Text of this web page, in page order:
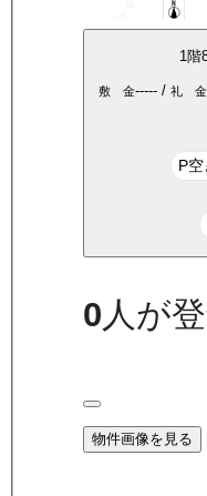
1 階
敷 金-----/ 礼 金
P
0人が
物件画像を見る